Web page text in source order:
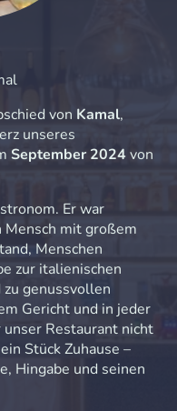
von Kamal,
unseres
September 2024von
Er war
Mensch mit großem
Menschen
zur italienischen
zu genussvollen
Gericht und in jeder
Restaurant nicht
Stück Zuhause –
Hingabe und seinen